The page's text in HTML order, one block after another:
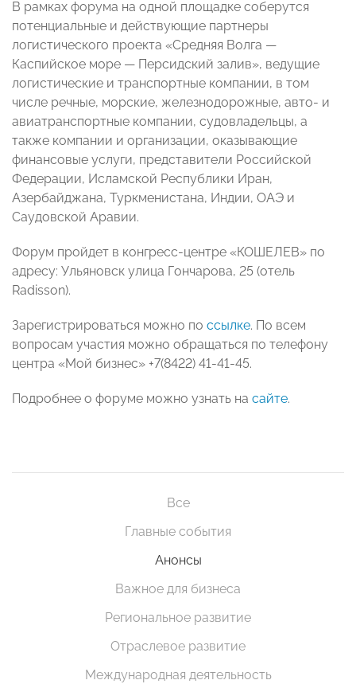
В рамках форума на одной площадке соберутся
потенциальные и действующие партнеры
логистического проекта «Средняя Волга —
Каспийское море — Персидский залив», ведущие
логистические и транспортные компании, в том
числе речные, морские, железнодорожные, авто- и
авиатранспортные компании, судовладельцы, а
также компании и организации, оказывающие
финансовые услуги, представители Российской
Федерации, Исламской Республики Иран,
Азербайджана, Туркменистана, Индии, ОАЭ и
Саудовской Аравии.
Форум пройдет в конгресс-центре «КОШЕЛЕВ» по
адресу: Ульяновск улица Гончарова, 25 (отель
Radisson).
Зарегистрироваться можно по ссылке. По всем
вопросам участия можно обращаться по телефону
центра «Мой бизнес» +7(8422) 41-41-45.
Подробнее о форуме можно узнать на сайте.
Все
Главные события
Анонсы
Важное для бизнеса
Региональное развитие
Отраслевое развитие
Международная деятельность